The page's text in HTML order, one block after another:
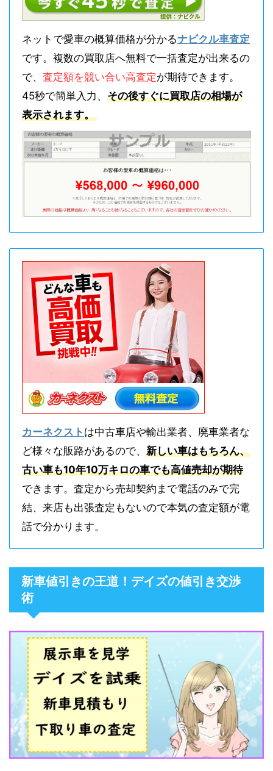
ネットで愛車の概算価格が分かるナビクル車査定
です。複数の買取店へ無料で一括査定が出来るの
で、 査定額を競い合い高査定が期待できます。
45秒で簡単入力、 その後すぐに買取店の相場が
表示されます。
カーネクスト は中古車店や輸出業者、廃車業者な
ど様々な販路があるので、 新しい車はもちろん、
古い車も10年10万キロの車でも高値売却が期待
できます。査定から売却契約まで電話のみで完
結、来店も出張査定もないので本気の査定額が電
話で分かります。
新車値引きの王道！デイズの値引き交渉
術